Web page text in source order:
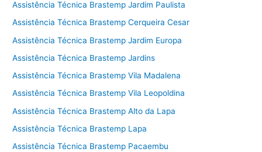
Assistência Técnica Brastemp Jardim Paulista
Assistência Técnica Brastemp Cerqueira Cesar
Assistência Técnica Brastemp Jardim Europa
Assistência Técnica Brastemp Jardins
Assistência Técnica Brastemp Vila Madalena
Assistência Técnica Brastemp Vila Leopoldina
Assistência Técnica Brastemp Alto da Lapa
Assistência Técnica Brastemp Lapa
Assistência Técnica Brastemp Pacaembu